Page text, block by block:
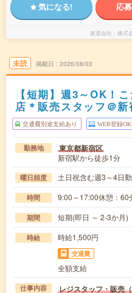
気になる! 応
派遣会社 株式
未読 掲載日 2026/08/03
【短期】週3～OK！
店＊販売スタッフ＠新
交通費別途支給あり WEB登録OK
勤務地 東京都新宿区
新宿駅から徒歩1分
曜日頻度 土日祝含む週3～4日
時間 9:00～17:00休憩：60
期間 短期(即日 ～ 2-3か月)
時給 時給1,500円
交通費
全額支給
仕事内容 レジスタッフ・販売